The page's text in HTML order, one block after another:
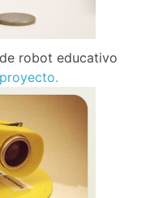
robot educativo